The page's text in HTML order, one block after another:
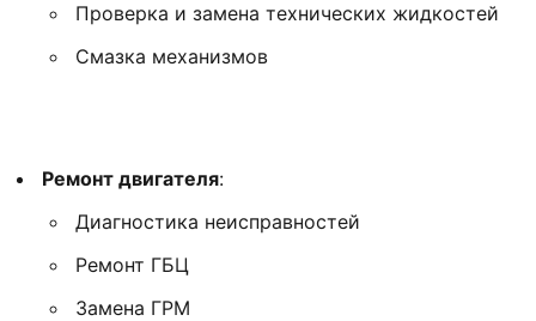
Проверка и замена технических жидкостей
Смазка механизмов
Ремонт двигателя:
Диагностика неисправностей
Ремонт ГБЦ
Замена ГРМ